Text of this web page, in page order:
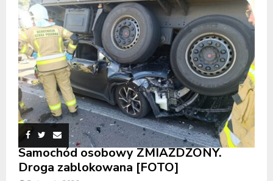
Samochód osobowy ZMIAŻDŻONY.
Droga zablokowana [FOTO]